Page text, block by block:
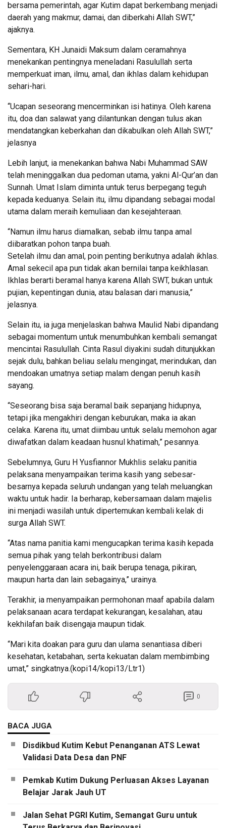
bersama pemerintah, agar Kutim dapat berkembang menjadi
daerah yang makmur, damai, dan diberkahi Allah SWT,”
ajaknya.
Sementara, KH Junaidi Maksum dalam ceramahnya
menekankan pentingnya meneladani Rasulullah serta
memperkuat iman, ilmu, amal, dan ikhlas dalam kehidupan
sehari-hari.
“Ucapan seseorang mencerminkan isi hatinya. Oleh karena
itu, doa dan salawat yang dilantunkan dengan tulus akan
mendatangkan keberkahan dan dikabulkan oleh Allah SWT,”
jelasnya
Lebih lanjut, ia menekankan bahwa Nabi Muhammad SAW
telah meninggalkan dua pedoman utama, yakni Al-Qur’an dan
Sunnah. Umat Islam diminta untuk terus berpegang teguh
kepada keduanya. Selain itu, ilmu dipandang sebagai modal
utama dalam meraih kemuliaan dan kesejahteraan.
“Namun ilmu harus diamalkan, sebab ilmu tanpa amal
diibaratkan pohon tanpa buah.
Setelah ilmu dan amal, poin penting berikutnya adalah ikhlas.
Amal sekecil apa pun tidak akan bernilai tanpa keikhlasan.
Ikhlas berarti beramal hanya karena Allah SWT, bukan untuk
pujian, kepentingan dunia, atau balasan dari manusia,”
jelasnya.
Selain itu, ia juga menjelaskan bahwa Maulid Nabi dipandang
sebagai momentum untuk menumbuhkan kembali semangat
mencintai Rasulullah. Cinta Rasul diyakini sudah ditunjukkan
sejak dulu, bahkan beliau selalu mengingat, merindukan, dan
mendoakan umatnya setiap malam dengan penuh kasih
sayang.
“Seseorang bisa saja beramal baik sepanjang hidupnya,
tetapi jika mengakhiri dengan keburukan, maka ia akan
celaka. Karena itu, umat diimbau untuk selalu memohon agar
diwafatkan dalam keadaan husnul khatimah,” pesannya.
Sebelumnya, Guru H Yusfiannor Mukhlis selaku panitia
pelaksana menyampaikan terima kasih yang sebesar-
besarnya kepada seluruh undangan yang telah meluangkan
waktu untuk hadir. Ia berharap, kebersamaan dalam majelis
ini menjadi wasilah untuk dipertemukan kembali kelak di
surga Allah SWT.
“Atas nama panitia kami mengucapkan terima kasih kepada
semua pihak yang telah berkontribusi dalam
penyelenggaraan acara ini, baik berupa tenaga, pikiran,
maupun harta dan lain sebagainya,” urainya.
Terakhir, ia menyampaikan permohonan maaf apabila dalam
pelaksanaan acara terdapat kekurangan, kesalahan, atau
kekhilafan baik disengaja maupun tidak.
“Mari kita doakan para guru dan ulama senantiasa diberi
kesehatan, ketabahan, serta kekuatan dalam membimbing
umat,” singkatnya.(kopi14/kopi13/Ltr1)
0
BACA JUGA
Disdikbud Kutim Kebut Penanganan ATS Lewat
Validasi Data Desa dan PNF
Pemkab Kutim Dukung Perluasan Akses Layanan
Belajar Jarak Jauh UT
Jalan Sehat PGRI Kutim, Semangat Guru untuk